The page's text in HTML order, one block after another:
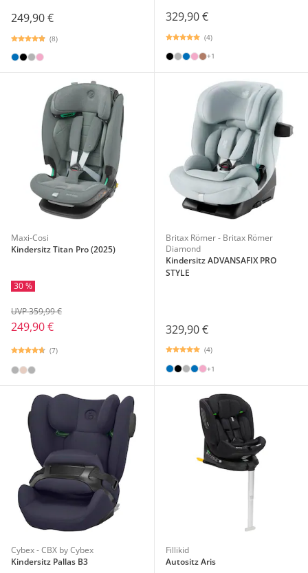
249,90 €
(8)
329,90 €
(4)
+1
Maxi-Cosi
Kindersitz Titan Pro (2025)
30 %
249,90 €
UVP 359,99 €
(7)
Britax Römer - Britax Römer
Diamond
Kindersitz ADVANSAFIX PRO
STYLE
329,90 €
(4)
+1
Cybex - CBX by Cybex
Kindersitz Pallas B3
Fillikid
Autositz Aris